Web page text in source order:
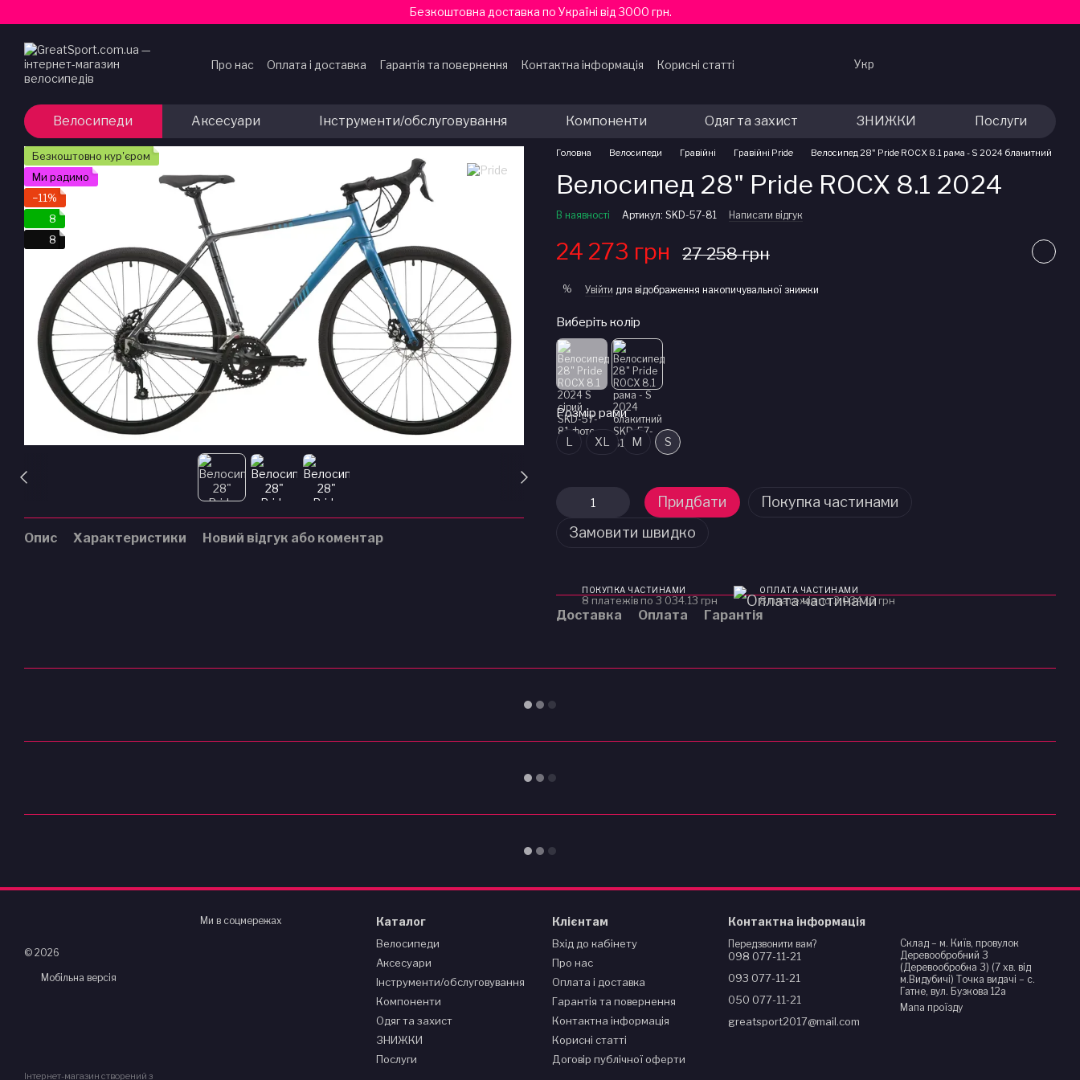
Безкоштовна доставка по Україні від 3000 грн.
Про нас Оплата і доставка Гарантія та повернення Контактна інформація
Корисні статті
Укр
Велосипеди Аксесуари Інструменти/обслуговування Компоненти Одяг та захист ЗНИЖКИ Послуги
Безкоштовно кур'єром
Ми радимо
−11%
8
8
Опис Характеристики Новий відгук або коментар
Головна Велосипеди Гравійні Гравійні Pride Велосипед 28" Pride ROCX 8.1 рама - S 2024 блакитний
Велосипед 28" Pride ROCX 8.1 2024
В наявності Артикул: SKD-57-81 Написати відгук
24 273 грн 27 258 грн
% Увійти для відображення накопичувальної знижки
Виберіть колір
Розмір рами
L XL M S
Придбати
Покупка частинами
Замовити швидко
ПОКУПКА ЧАСТИНАМИ
8 платежів по 3 034.13 грн
ОПЛАТА ЧАСТИНАМИ
8 платежів по 3 034.13 грн
Доставка Оплата Гарантія
© 2026
Мобільна версія
Інтернет-магазин створений з
Ми в соцмережах Каталог
Велосипеди
Аксесуари
Інструменти/обслуговування
Компоненти
Одяг та захист
ЗНИЖКИ
Послуги
Клієнтам
Вхід до кабінету
Про нас
Оплата і доставка
Гарантія та повернення
Контактна інформація
Корисні статті
Договір публічної оферти
Контактна інформація
Передзвонити вам?
098 077-11-21
093 077-11-21
050 077-11-21
greatsport2017@mail.com
Склад – м. Київ, провулок
Деревообробний 3
(Деревообробна 3) (7 хв. від
м.Видубичі) Точка видачі – с.
Гатне, вул. Бузкова 12а
Мапа проїзду